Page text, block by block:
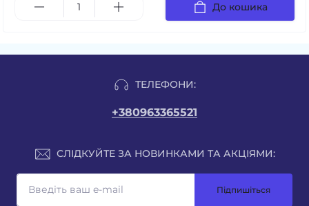
До кошика
ТЕЛЕФОНИ:
+380963365521
СЛІДКУЙТЕ ЗА НОВИНКАМИ ТА АКЦІЯМИ:
Підпишіться